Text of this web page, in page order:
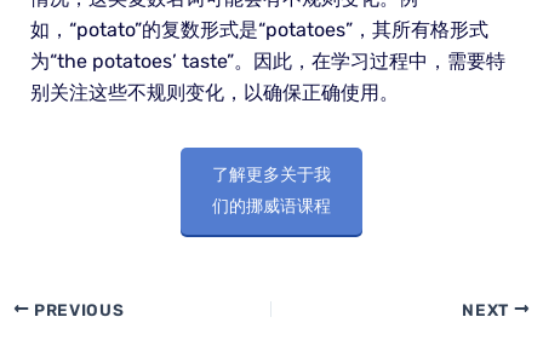
如，“potato”的复数形式是“potatoes”，其所有格形式
为“the potatoes’ taste”。因此，在学习过程中，需要特
别关注这些不规则变化，以确保正确使用。
了解更多关于我
们的挪威语课程
PREVIOUS NEXT